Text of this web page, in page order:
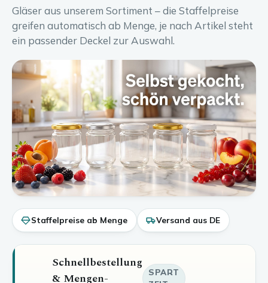
Gläser aus unserem Sortiment – die Staffelpreise
greifen automatisch ab Menge, je nach Artikel steht
ein passender Deckel zur Auswahl.
Staffelpreise ab Menge Versand aus DE
Schnellbestellung
& Mengen-
SPART